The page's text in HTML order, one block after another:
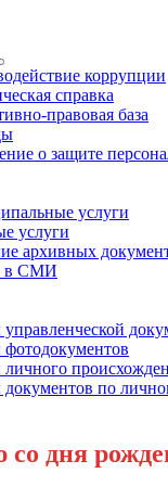
коррупции
справка
правовая база
о защите
услуги
услуги
архивных
в СМИ
по
со дня